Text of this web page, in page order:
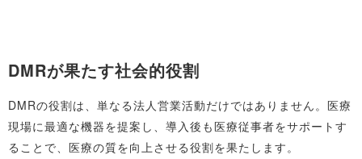
DMRが果たす社会的役割
DMRの役割は、単なる法人営業活動だけではありません。医療
現場に最適な機器を提案し、導入後も医療従事者をサポートす
ることで、医療の質を向上させる役割を果たします。